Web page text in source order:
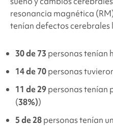
resonancia magnética
tenían defectos cerebrales
30 de 73 personas tenían
14 de 70personas
11 de 29personas tenían
(38%))
5 de 28personas tenían